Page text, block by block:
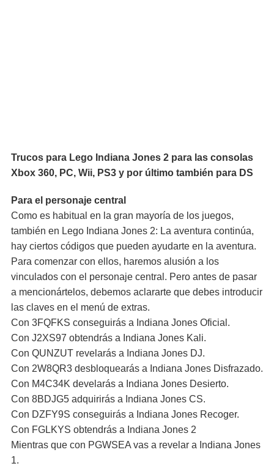
Trucos para Lego Indiana Jones 2 para las consolas
Xbox 360, PC, Wii, PS3 y por último también para DS
Para el personaje central
Como es habitual en la gran mayoría de los juegos,
también en Lego Indiana Jones 2: La aventura continúa,
hay ciertos códigos que pueden ayudarte en la aventura.
Para comenzar con ellos, haremos alusión a los
vinculados con el personaje central. Pero antes de pasar
a mencionártelos, debemos aclararte que debes introducir
las claves en el menú de extras.
Con 3FQFKS conseguirás a Indiana Jones Oficial.
Con J2XS97 obtendrás a Indiana Jones Kali.
Con QUNZUT revelarás a Indiana Jones DJ.
Con 2W8QR3 desbloquearás a Indiana Jones Disfrazado.
Con M4C34K develarás a Indiana Jones Desierto.
Con 8BDJG5 adquirirás a Indiana Jones CS.
Con DZFY9S conseguirás a Indiana Jones Recoger.
Con FGLKYS obtendrás a Indiana Jones 2
Mientras que con PGWSEA vas a revelar a Indiana Jones
1.